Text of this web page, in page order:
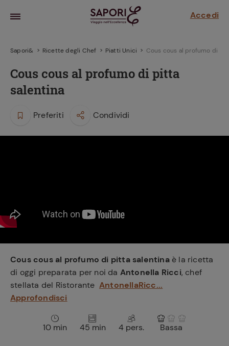
Accedi
ricetta
il
Sapori& Ricette degli Chef Piatti Unici Cous cous al profumo di
Cous cous al profumo di pitta
salentina
Preferiti Condividi
Cous cous al profumo di pitta salentinaè la ricetta
di oggi preparata per noi da Antonella Ricci, chef
stellata del Ristorante AntonellaRicc...
Approfondisci
10 min 45 min 4 pers. Bassa